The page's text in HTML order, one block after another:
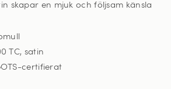
skapar en mjuk och följsam känsla
TC, satin
certifierat